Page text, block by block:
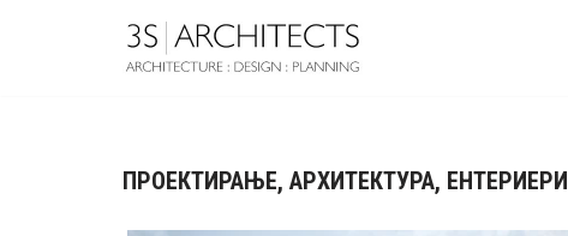
ПРОЕКТИРАЊЕ, АРХИТЕКТУРА, ЕНТЕРИЕРИ